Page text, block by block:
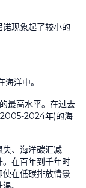
现象起了较小的
洋中。
最高水平。在过去
2024年)的海
、海洋碳汇减
在百年到千年时
在低碳排放情景